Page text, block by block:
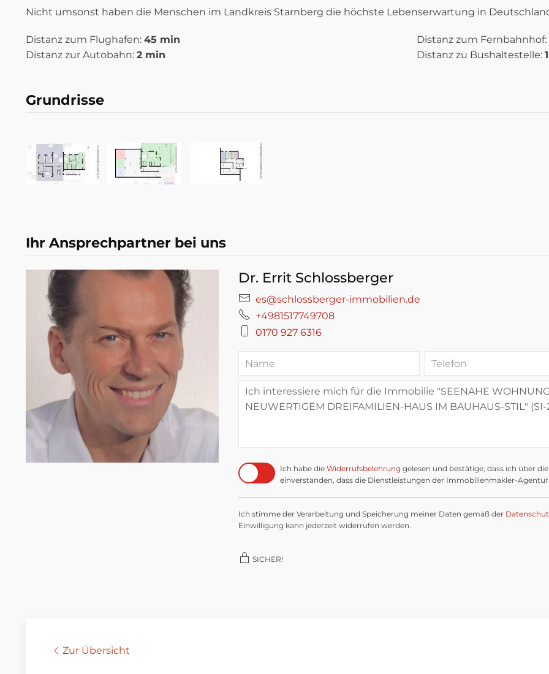
Nicht umsonst haben die Menschen im Landkreis Starnberg die höchste Lebenserwartung in
Distanz zum Flughafen: 45 min Distanz zum Fernbahnhof:
Distanz zur Autobahn: 2 min Distanz zu Bushaltestelle:
Grundrisse
Ihr Ansprechpartner bei uns
Dr. Errit Schlossberger
es@schlossberger-immobilien.de
+4981517749708
0170 927 6316
Ich habe die Widerrufsbelehrung gelesen und bestätige, dass ich über
einverstanden, dass die Dienstleistungen der Immobilienmakler-
Ich stimme der Verarbeitung und Speicherung meiner Daten gemäß der
Einwilligung kann jederzeit widerrufen werden.
SICHER!
Zur Übersicht